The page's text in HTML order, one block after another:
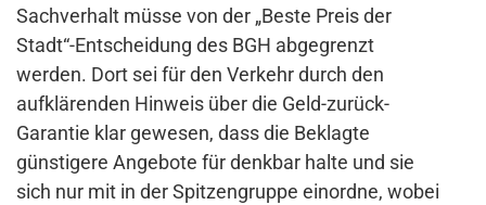
Sachverhalt müsse von der „Beste Preis der
Stadt“-Entscheidung des BGH abgegrenzt
werden. Dort sei für den Verkehr durch den
aufklärenden Hinweis über die Geld-zurück-
Garantie klar gewesen, dass die Beklagte
günstigere Angebote für denkbar halte und sie
sich nur mit in der Spitzengruppe einordne, wobei